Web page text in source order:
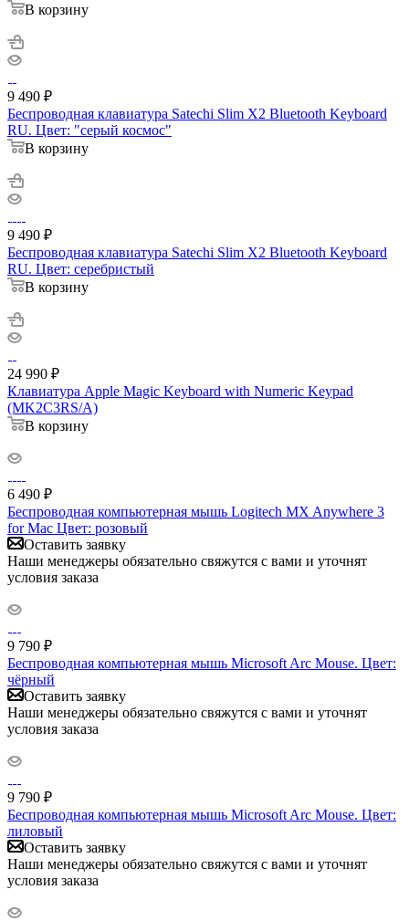
В корзину
9 490 ₽
Беспроводная клавиатура Satechi Slim X2 Bluetooth Keyboard
RU. Цвет: "серый космос"
В корзину
9 490 ₽
Беспроводная клавиатура Satechi Slim X2 Bluetooth Keyboard
RU. Цвет: серебристый
В корзину
24 990 ₽
Клавиатура Apple Magic Keyboard with Numeric Keypad
(MK2C3RS/A)
В корзину
6 490 ₽
Беспроводная компьютерная мышь Logitech MX Anywhere 3
for Mac Цвет: розовый
Оставить заявку
Наши менеджеры обязательно свяжутся с вами и уточнят
условия заказа
9 790 ₽
Беспроводная компьютерная мышь Microsoft Arc Mouse. Цвет:
чёрный
Оставить заявку
Наши менеджеры обязательно свяжутся с вами и уточнят
условия заказа
9 790 ₽
Беспроводная компьютерная мышь Microsoft Arc Mouse. Цвет:
лиловый
Оставить заявку
Наши менеджеры обязательно свяжутся с вами и уточнят
условия заказа